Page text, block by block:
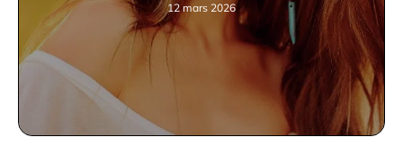
12 mars 2026